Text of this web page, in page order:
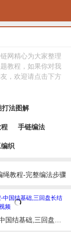
网精心为大家整理
教程，如果你对我
，欢迎请点击下方
打法图解
手链编法
织
绳教程-完整编法步骤